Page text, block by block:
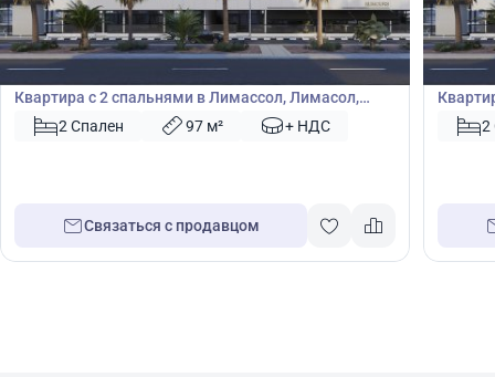
€1 850 000
Квартира
Квартира с 2 спальнями в Лимассол, Лимасол,
Кипр № 49525
2 Спален 97 м² + НДС
Связаться с продавцом
€1
Кипр2